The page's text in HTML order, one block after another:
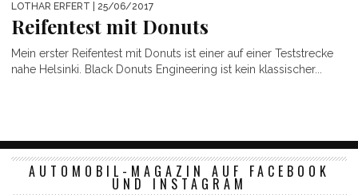
LOTHAR ERFERT | 25/06/2017
Reifentest mit Donuts
Mein erster Reifentest mit Donuts ist einer auf einer Teststrecke
nahe Helsinki. Black Donuts Engineering ist kein klassischer...
AUTOMOBIL-MAGAZIN AUF FACEBOOK
UND INSTAGRAM